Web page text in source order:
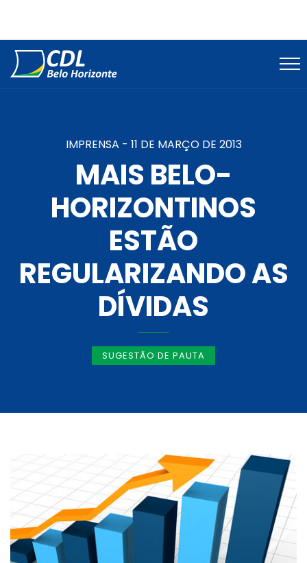
IMPRENSA - 11 DE MARÇO DE 2013
MAIS BELO-
HORIZONTINOS
ESTÃO
REGULARIZANDO AS
DÍVIDAS
SUGESTÃO DE PAUTA